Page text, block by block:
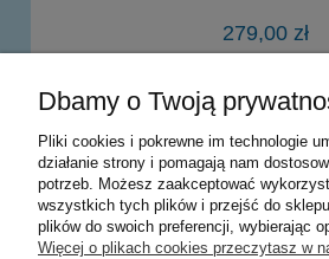
279,00 zł
powiadom o
Warunki zakupów
Moje konto
Dbamy o Twoją
Pliki cookies i pokrewne im technologie
działanie strony i pomagają nam
potrzeb. Możesz zaakceptować
wszystkich tych plików i przejść do
plików do swoich preferencji, wybierając
Więcej o plikach cookies przeczytasz w